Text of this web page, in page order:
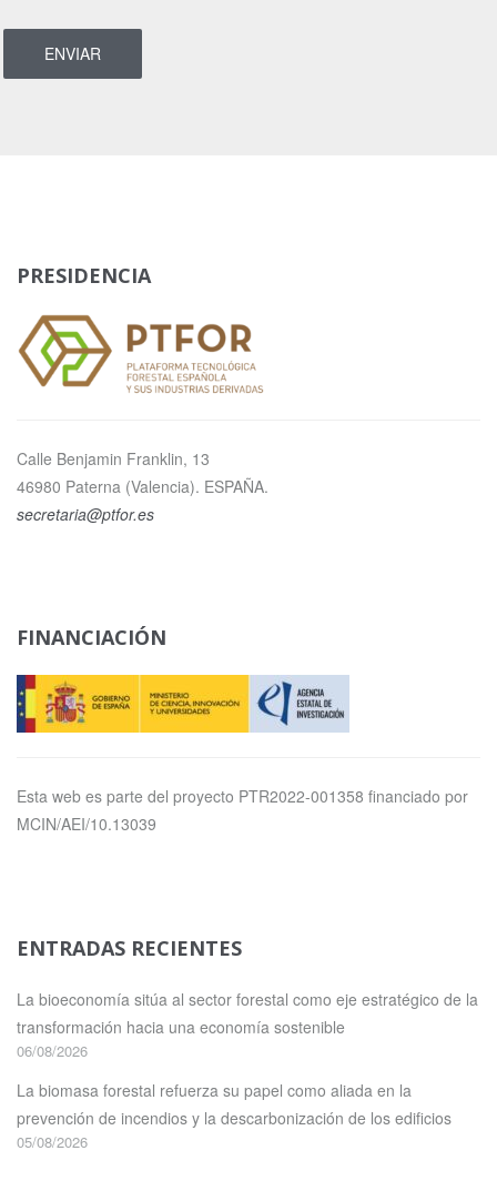
PRESIDENCIA
Calle Benjamin Franklin, 13
46980 Paterna (Valencia). ESPAÑA.
secretaria@ptfor.es
FINANCIACIÓN
Esta web es parte del proyecto PTR2022-001358 financiado por
MCIN/AEI/10.13039
ENTRADAS RECIENTES
La bioeconomía sitúa al sector forestal como eje estratégico de la
transformación hacia una economía sostenible
06/08/2026
La biomasa forestal refuerza su papel como aliada en la
prevención de incendios y la descarbonización de los edificios
05/08/2026